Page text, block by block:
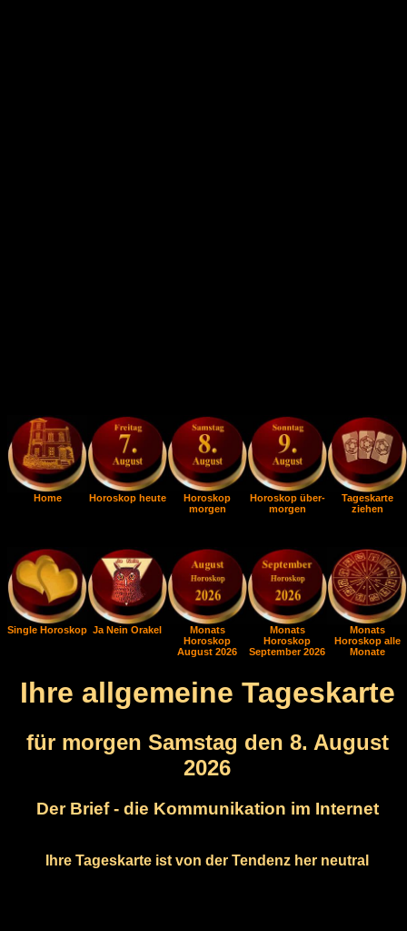
Home Horoskop heute
Horoskop
morgen
Horoskop über-
morgen
Tageskarte
ziehen
Single Horoskop Ja Nein Orakel
Monats
Horoskop
August 2026
Monats
Horoskop
September 2026
Monats
Horoskop alle
Monate
Ihre allgemeine Tageskarte
für morgen Samstag den 8. August
2026
Der Brief - die Kommunikation im Internet
Ihre Tageskarte ist von der Tendenz her neutral